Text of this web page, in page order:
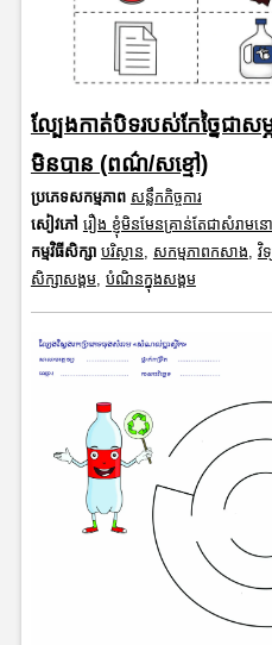
ល្បែងកាត់បិទរបស់កែច្នៃជាសម្
មិនបាន (ពណ៌/សខ្មៅ)
ប្រភេទសកម្មភាព សន្លឹកកិច្ចការ
សៀវភៅ រឿង ខ្ញុំមិនមែនគ្រាន់តែជាសំរាមន
កម្មវិធីសិក្សា បរិស្ថាន, សកម្មភាពកសាង, វិ
សិក្សាសង្គម, បំណិនក្នុងសង្គម